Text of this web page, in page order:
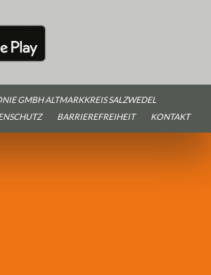
GMBH ALTMARKKREIS SALZWEDEL
BARRIEREFREIHEIT KONTAKT